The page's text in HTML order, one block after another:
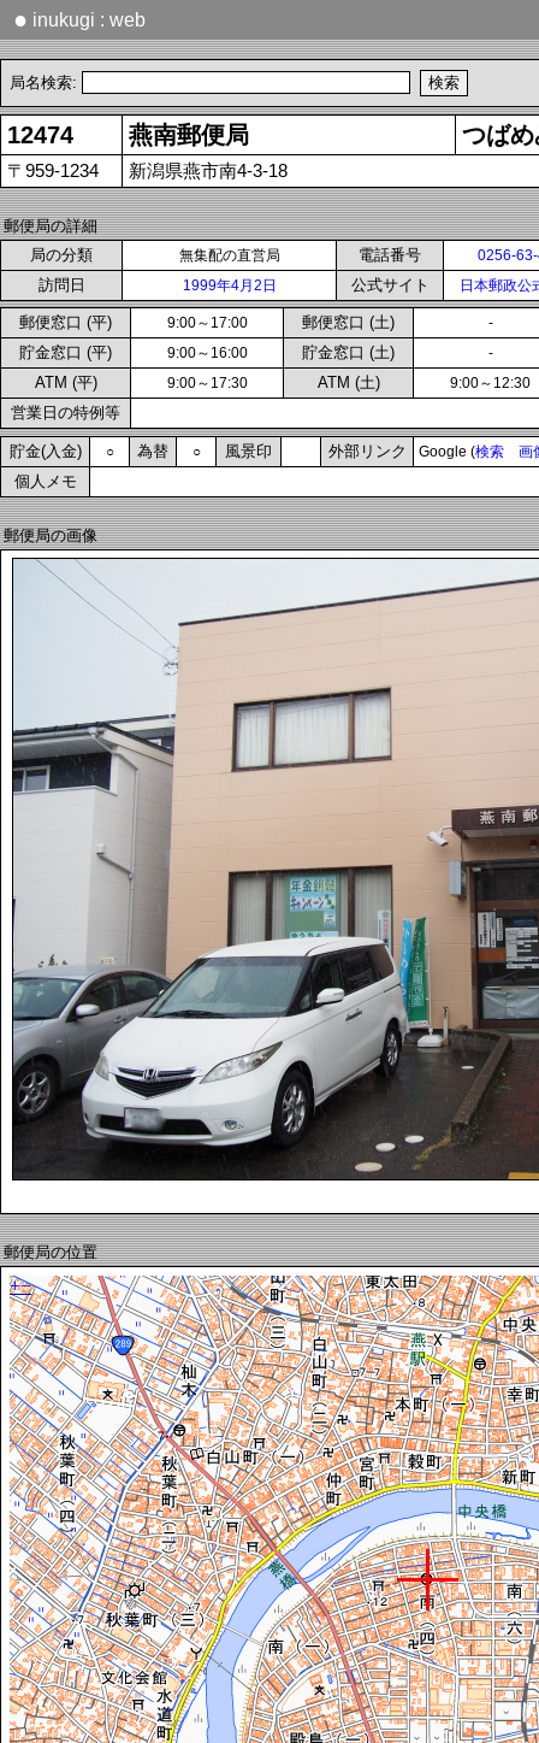
● inukugi : web
局名検索:
12474 燕南郵便局 つば
〒959-1234 新潟県燕市南4-3-18
郵便局の詳細
局の分類
無集配の直営局 電話番号 0256-
訪問日 1999年4月2日 公式サイト 日本郵政公
郵便窓口 (平) 9:00～17:00 郵便窓口 (土) -
貯金窓口 (平) 9:00～16:00 貯金窓口 (土) -
ATM (平) 9:00～17:30 ATM (土) 9:00～12:30
営業日の特例等
貯金(入金) ○ 為替 ○ 風景印 外部リンク Google (検索 画
個人メモ
郵便局の画像
郵便局の位置